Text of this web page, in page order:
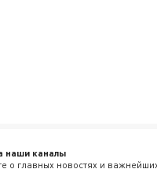
наши каналы
о главных новостях и